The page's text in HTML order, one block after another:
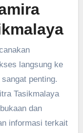
langsung ke
penting.
Tasikmalaya
dan
informasi terkait